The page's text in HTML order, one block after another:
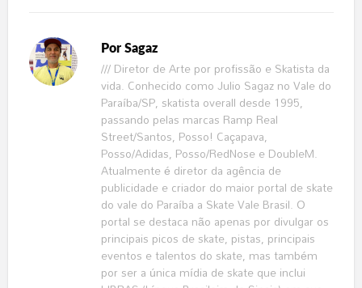
Por Sagaz
/// Diretor de Arte por profissão e Skatista da
vida. Conhecido como Julio Sagaz no Vale do
Paraíba/SP, skatista overall desde 1995,
passando pelas marcas Ramp Real
Street/Santos, Posso! Caçapava,
Posso/Adidas, Posso/RedNose e DoubleM.
Atualmente é diretor da agência de
publicidade e criador do maior portal de skate
do vale do Paraíba a Skate Vale Brasil. O
portal se destaca não apenas por divulgar os
principais picos de skate, pistas, principais
eventos e talentos do skate, mas também
por ser a única mídia de skate que inclui